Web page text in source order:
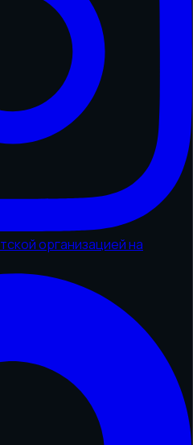
организацией на